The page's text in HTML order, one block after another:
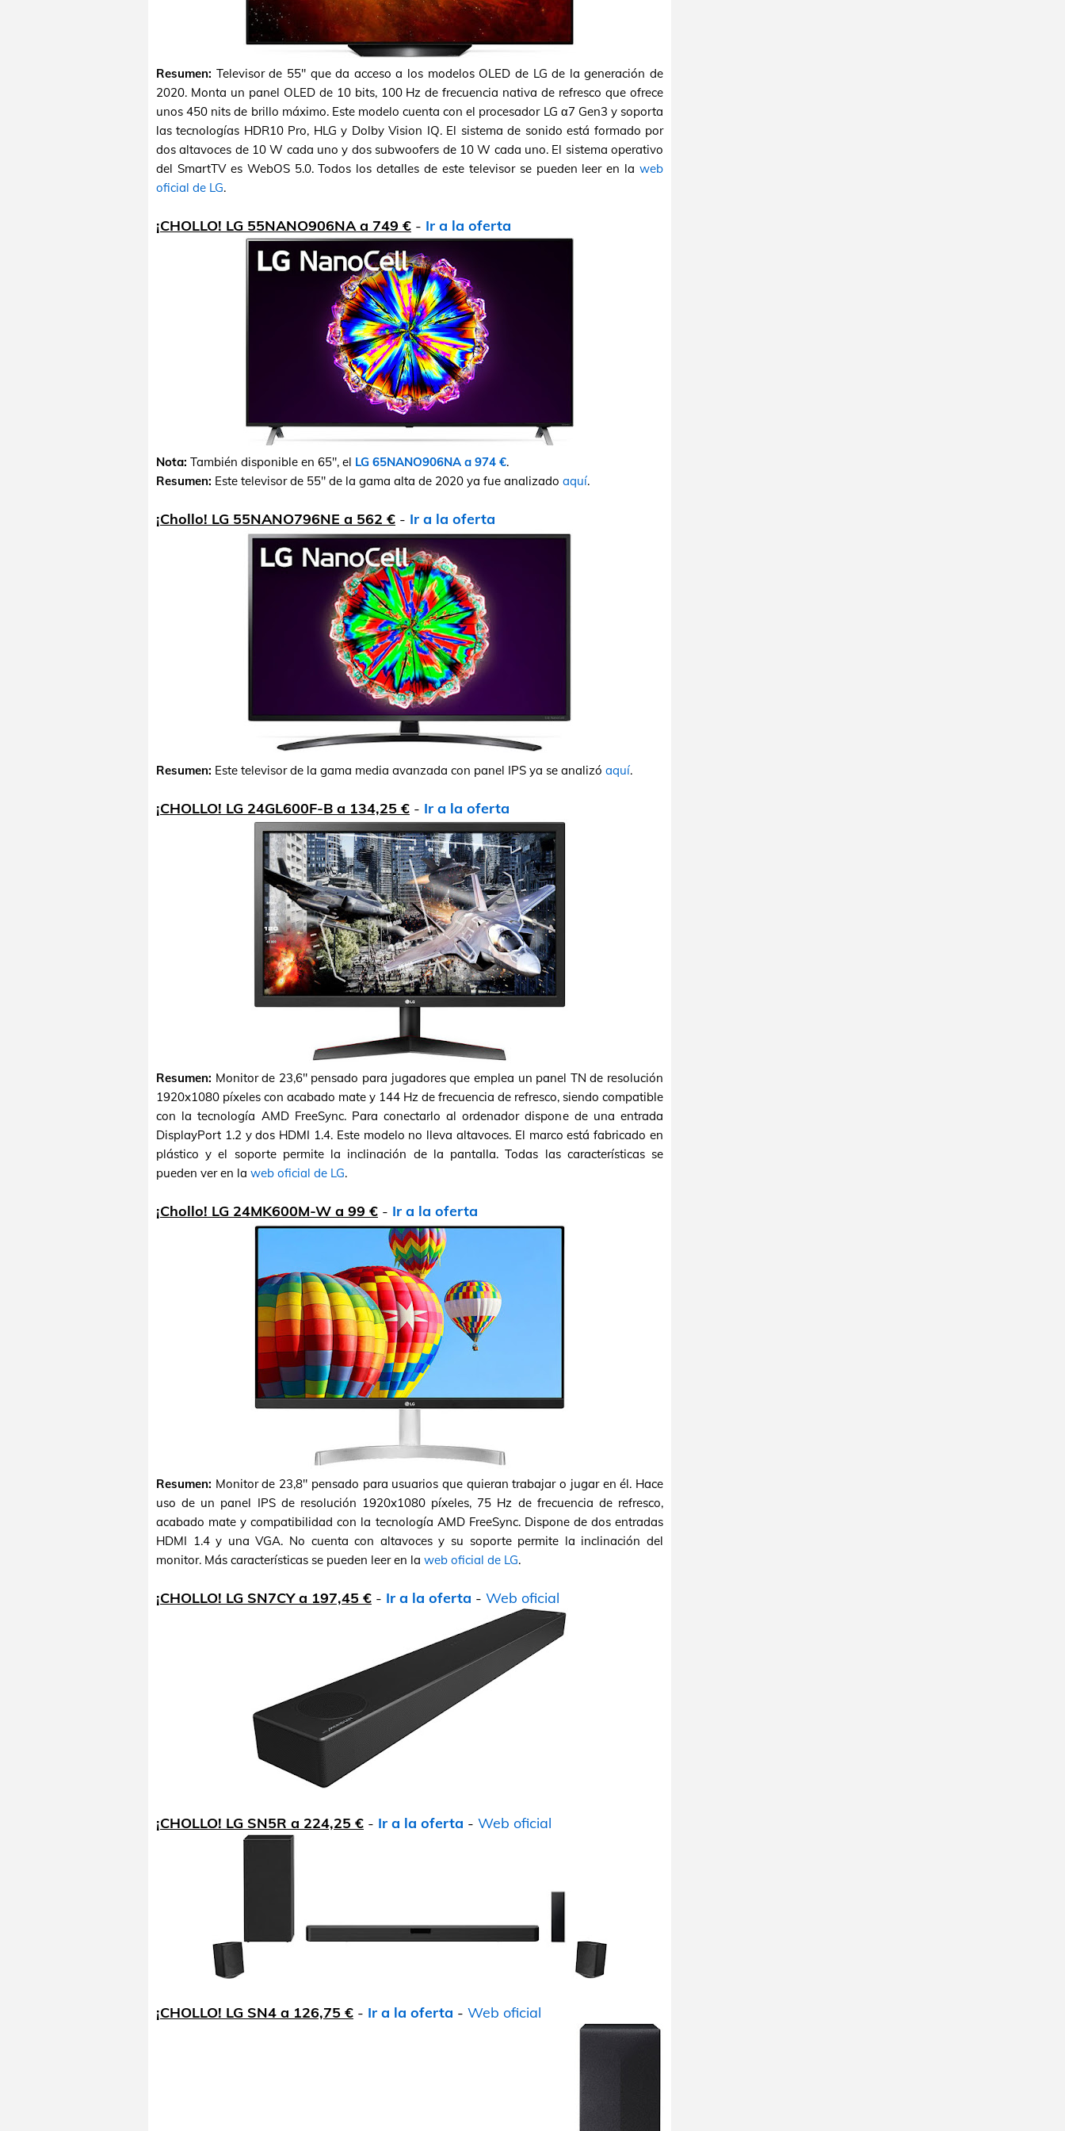
Resumen: Televisor de 55" que da acceso a los modelos OLED de LG de la generación de
2020. Monta un panel OLED de 10 bits, 100 Hz de frecuencia nativa de refresco que ofrece
unos 450 nits de brillo máximo. Este modelo cuenta con el procesador LG α7 Gen3 y soporta
las tecnologías HDR10 Pro, HLG y Dolby Vision IQ. El sistema de sonido está formado por
dos altavoces de 10 W cada uno y dos subwoofers de 10 W cada uno. El sistema operativo
del SmartTV es WebOS 5.0. Todos los detalles de este televisor se pueden leer en la web
oficial de LG.
¡CHOLLO! LG 55NANO906NA a 749 € - Ir a la oferta
Nota: También disponible en 65", el LG 65NANO906NA a 974 €.
Resumen: Este televisor de 55" de la gama alta de 2020 ya fue analizado aquí.
¡Chollo! LG 55NANO796NE a 562 € - Ir a la oferta
Resumen: Este televisor de la gama media avanzada con panel IPS ya se analizó aquí.
¡CHOLLO! LG 24GL600F-B a 134,25 € - Ir a la oferta
Resumen: Monitor de 23,6" pensado para jugadores que emplea un panel TN de resolución
1920x1080 píxeles con acabado mate y 144 Hz de frecuencia de refresco, siendo compatible
con la tecnología AMD FreeSync. Para conectarlo al ordenador dispone de una entrada
DisplayPort 1.2 y dos HDMI 1.4. Este modelo no lleva altavoces. El marco está fabricado en
plástico y el soporte permite la inclinación de la pantalla. Todas las características se
pueden ver en la web oficial de LG.
¡Chollo! LG 24MK600M-W a 99 € - Ir a la oferta
Resumen: Monitor de 23,8" pensado para usuarios que quieran trabajar o jugar en él. Hace
uso de un panel IPS de resolución 1920x1080 píxeles, 75 Hz de frecuencia de refresco,
acabado mate y compatibilidad con la tecnología AMD FreeSync. Dispone de dos entradas
HDMI 1.4 y una VGA. No cuenta con altavoces y su soporte permite la inclinación del
monitor. Más características se pueden leer en la web oficial de LG.
¡CHOLLO! LG SN7CY a 197,45 € - Ir a la oferta - Web oficial
¡CHOLLO! LG SN5R a 224,25 € - Ir a la oferta - Web oficial
¡CHOLLO! LG SN4 a 126,75 € - Ir a la oferta - Web oficial